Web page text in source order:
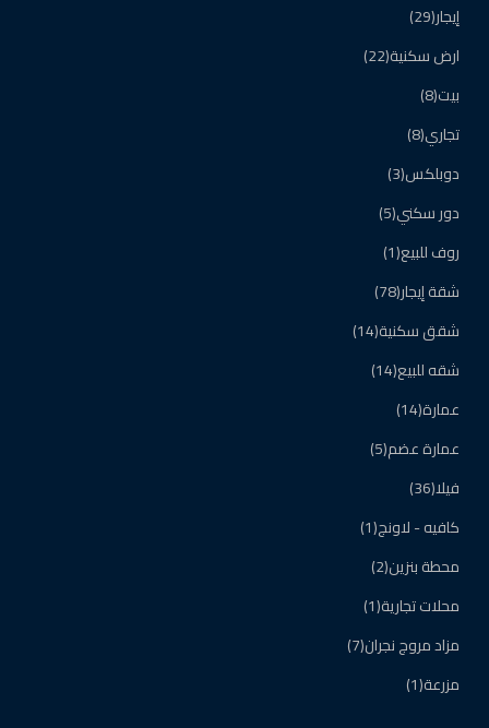
إيجار(29)
ارض سكنية(22)
بيت(8)
تجاري(8)
دوبلكس(3)
دور سكني(5)
روف للبيع(1)
شقة إيجار(78)
شقق سكنية(14)
شقه للبيع(14)
عمارة(14)
عمارة عضم(5)
فيلا(36)
كافيه - لاونج(1)
محطة بنزين(2)
محلات تجارية(1)
مزاد مروج نجران(7)
مزرعة(1)